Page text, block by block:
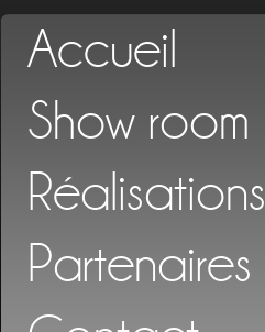
Accueil
Show room
Réalisations
Partenaires